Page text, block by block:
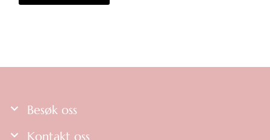
Besøk oss
Kontakt oss